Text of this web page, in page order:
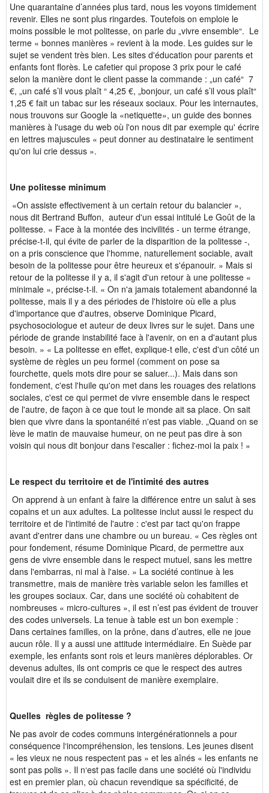
Une quarantaine d’années plus tard, nous les voyons timidement
revenir. Elles ne sont plus ringardes. Toutefois on emploie le
moins possible le mot politesse, on parle du „vivre ensemble“. Le
terme « bonnes manières » revient à la mode. Les guides sur le
sujet se vendent très bien. Les sites d'éducation pour parents et
enfants font florès. Le cafetier qui propose 3 prix pour le café
selon la manière dont le client passe la commande : „un café“ 7
€, „un café s’il vous plaît “ 4,25 €, „bonjour, un café s’il vous plaît“
1,25 € fait un tabac sur les réseaux sociaux. Pour les internautes,
nous trouvons sur Google la «netiquette», un guide des bonnes
manières à l'usage du web où l'on nous dit par exemple qu' écrire
en lettres majuscules « peut donner au destinataire le sentiment
qu'on lui crie dessus ».
Une politesse minimum
«On assiste effectivement à un certain retour du balancier »,
nous dit Bertrand Buffon, auteur d'un essai intitulé Le Goût de la
politesse. « Face à la montée des incivilités - un terme étrange,
précise-t-il, qui évite de parler de la disparition de la politesse -,
on a pris conscience que l'homme, naturellement sociable, avait
besoin de la politesse pour être heureux et s'épanouir. » Mais si
retour de la politesse il y a, il s'agit d'un retour à une politesse «
minimale », précise-t-il. « On n'a jamais totalement abandonné la
politesse, mais il y a des périodes de l'histoire où elle a plus
d'importance que d'autres, observe Dominique Picard,
psychosociologue et auteur de deux livres sur le sujet. Dans une
période de grande instabilité face à l'avenir, on en a d'autant plus
besoin. » « La politesse en effet, explique-t elle, c'est d'un côté un
système de règles un peu formel (comment on pose sa
fourchette, quels mots dire pour se saluer...). Mais dans son
fondement, c'est l'huile qu'on met dans les rouages des relations
sociales, c'est ce qui permet de vivre ensemble dans le respect
de l'autre, de façon à ce que tout le monde ait sa place. On sait
bien que vivre dans la spontanéité n'est pas viable. „Quand on se
lève le matin de mauvaise humeur, on ne peut pas dire à son
voisin qui nous dit bonjour dans l'escalier : fichez-moi la paix ! »
Le respect du territoire et de l'intimité des autres
On apprend à un enfant à faire la différence entre un salut à ses
copains et un aux adultes. La politesse inclut aussi le respect du
territoire et de l'intimité de l'autre : c'est par tact qu'on frappe
avant d'entrer dans une chambre ou un bureau. « Ces règles ont
pour fondement, résume Dominique Picard, de permettre aux
gens de vivre ensemble dans le respect mutuel, sans les mettre
dans l'embarras, ni mal à l'aise. » La société continue à les
transmettre, mais de manière très variable selon les familles et
les groupes sociaux. Car, dans une société où cohabitent de
nombreuses « micro-cultures », il est n’est pas évident de trouver
des codes universels. La tenue à table est un bon exemple :
Dans certaines familles, on la prône, dans d’autres, elle ne joue
aucun rôle. Il y a aussi une attitude intermédiaire. En Suède par
exemple, les enfants sont rois et leurs manières déplorables. Or
devenus adultes, ils ont compris ce que le respect des autres
voulait dire et ils se conduisent de manière exemplaire.
Quelles règles de politesse ?
Ne pas avoir de codes communs intergénérationnels a pour
conséquence l‘incompréhension, les tensions. Les jeunes disent
« les vieux ne nous respectent pas » et les aînés « les enfants ne
sont pas polis ». Il n‘est pas facile dans une société où l'individu
est en premier plan, où chacun revendique sa spécificité, de